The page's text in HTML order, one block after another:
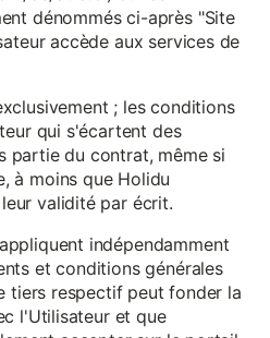
dénommés ci-après "Site
accède aux services de
; les conditions
qui s'écartent des
partie du contrat, même si
à moins que Holidu
validité par écrit.
indépendamment
et conditions générales
tiers respectif peut fonder la
l'Utilisateur et que